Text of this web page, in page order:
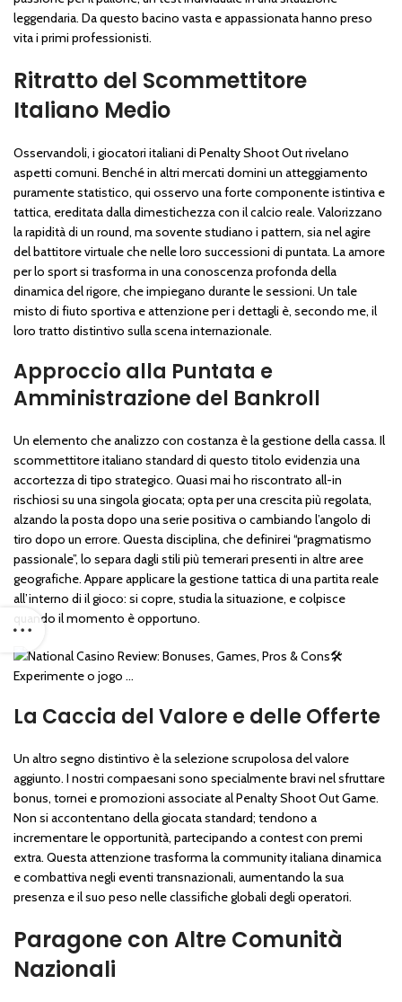
leggendaria. Da questo bacino vasta e appassionata hanno preso
vita i primi professionisti.
Ritratto del Scommettitore
Italiano Medio
Osservandoli, i giocatori italiani di Penalty Shoot Out rivelano
aspetti comuni. Benché in altri mercati domini un atteggiamento
puramente statistico, qui osservo una forte componente istintiva e
tattica, ereditata dalla dimestichezza con il calcio reale. Valorizzano
la rapidità di un round, ma sovente studiano i pattern, sia nel agire
del battitore virtuale che nelle loro successioni di puntata. La amore
per lo sport si trasforma in una conoscenza profonda della
dinamica del rigore, che impiegano durante le sessioni. Un tale
misto di fiuto sportiva e attenzione per i dettagli è, secondo me, il
loro tratto distintivo sulla scena internazionale.
Approccio alla Puntata e
Amministrazione del Bankroll
Un elemento che analizzo con costanza è la gestione della cassa. Il
scommettitore italiano standard di questo titolo evidenzia una
accortezza di tipo strategico. Quasi mai ho riscontrato all-in
rischiosi su una singola giocata; opta per una crescita più regolata,
alzando la posta dopo una serie positiva o cambiando l’angolo di
tiro dopo un errore. Questa disciplina, che definirei “pragmatismo
passionale”, lo separa dagli stili più temerari presenti in altre aree
geografiche. Appare applicare la gestione tattica di una partita reale
all’interno di il gioco: si copre, studia la situazione, e colpisce
quando il momento è opportuno.
La Caccia del Valore e delle Offerte
Un altro segno distintivo è la selezione scrupolosa del valore
aggiunto. I nostri compaesani sono specialmente bravi nel sfruttare
bonus, tornei e promozioni associate al Penalty Shoot Out Game.
Non si accontentano della giocata standard; tendono a
incrementare le opportunità, partecipando a contest con premi
extra. Questa attenzione trasforma la community italiana dinamica
e combattiva negli eventi transnazionali, aumentando la sua
presenza e il suo peso nelle classifiche globali degli operatori.
Paragone con Altre Comunità
Nazionali